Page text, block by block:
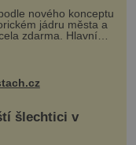
nového konceptu
jádru města a
zdarma. Hlavní
na Karlově a
burčák, pes...
šlechtici v